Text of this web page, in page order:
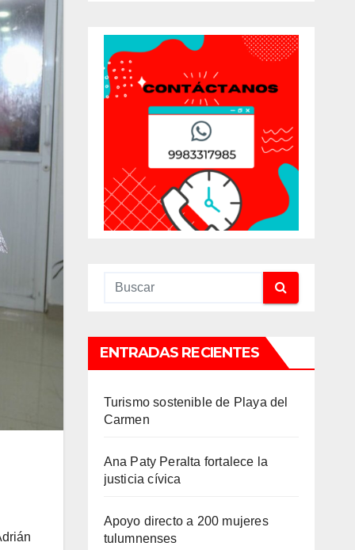
ENTRADAS RECIENTES
Turismo sostenible de Playa del
Carmen
Ana Paty Peralta fortalece la
justicia cívica
Apoyo directo a 200 mujeres
tulumnenses